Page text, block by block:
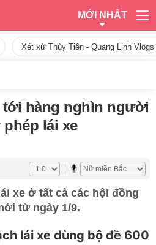
MỚI NHẤT
Xét xử Thùy Tiên - Quang Linh
tới hàng nghìn người
lái xe
xe ở tất cả các hội đồng
từ ngày 1/9.
lái xe dùng bộ đề 600